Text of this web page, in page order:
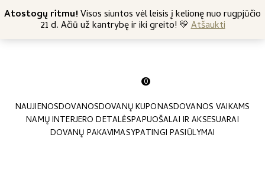
Atostogų ritmu!Visos siuntos vėl leisis į kelionę nuo rugpjūčio
21 d. Ačiū už kantrybę ir iki greito! 💛Atšaukti
Nemokamas siuntimas nuo 45 Eur +370 682 57369
0
NAUJIENOSDOVANOSDOVANŲ KUPONASDOVANOS VAIKAMS
NAMŲ INTERJERO DETALĖSPAPUOŠALAI IR AKSESUARAI
DOVANŲ PAKAVIMASYPATINGI PASIŪLYMAI